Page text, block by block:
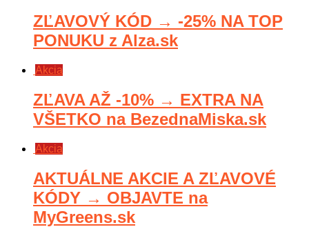
ZĽAVOVÝ KÓD → -25% NA TOP
PONUKU z Alza.sk
Akcia
ZĽAVA AŽ -10% → EXTRA NA
VŠETKO na BezednaMiska.sk
Akcia
AKTUÁLNE AKCIE A ZĽAVOVÉ
KÓDY → OBJAVTE na
MyGreens.sk